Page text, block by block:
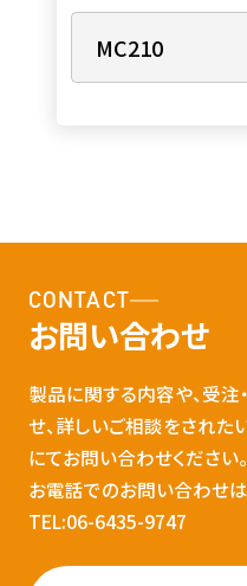
CONTACT
お問い合わせ
製品に関する内容や、受注
せ、詳しいご相談をされ
にてお問い合わせください。
お電話でのお問い合わせ
TEL:06-6435-9747